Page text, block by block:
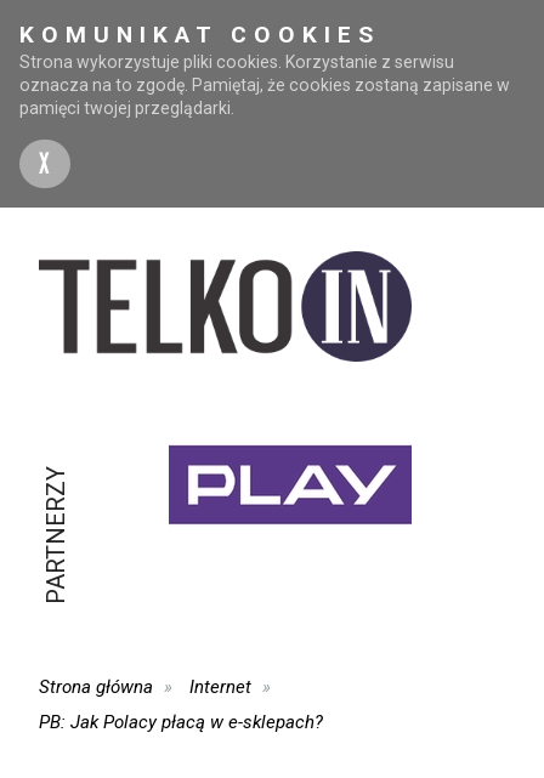
KOMUNIKAT COOKIES
Strona wykorzystuje pliki cookies. Korzystanie z serwisu
oznacza na to zgodę. Pamiętaj, że cookies zostaną zapisane w
pamięci twojej przeglądarki.
X
PARTNERZY
Strona główna
Internet
PB: Jak Polacy płacą w e-sklepach?